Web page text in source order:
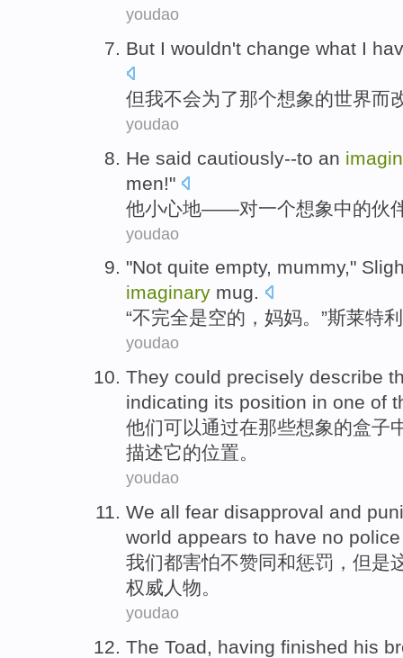
youdao
But I wouldn't change what I
但我不会为了那个想象的世界而
youdao
He said cautiously--to an
men!"
他小心地——对一个想象中的伙
youdao
"Not quite empty, mummy,"
imaginary mug.
“不完全是空的， 妈妈。”斯莱特利
youdao
They could precisely describe
indicating its position in one of
他们可以通过在那些想象的盒子
描述它的位置。
youdao
We all fear disapproval and
world appears to have no police
我们都害怕不赞同和惩罚 ， 但是
权威 人物。
youdao
The Toad, having finished his